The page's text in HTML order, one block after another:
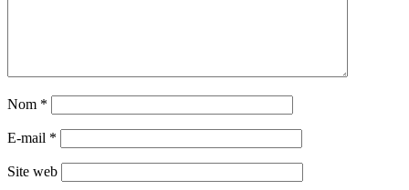
Nom *
E-mail *
Site web